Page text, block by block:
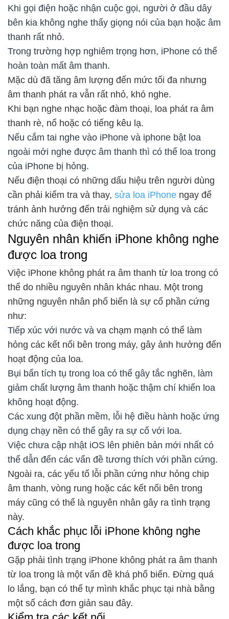
Khi gọi điện hoặc nhận cuộc gọi, người ở đầu dây
bên kia không nghe thấy giọng nói của bạn hoặc âm
thanh rất nhỏ.
Trong trường hợp nghiêm trọng hơn, iPhone có thể
hoàn toàn mất âm thanh.
Mặc dù đã tăng âm lượng đến mức tối đa nhưng
âm thanh phát ra vẫn rất nhỏ, khó nghe.
Khi bạn nghe nhạc hoặc đàm thoại, loa phát ra âm
thanh rè, nổ hoặc có tiếng kêu lạ.
Nếu cắm tai nghe vào iPhone và iphone bật loa
ngoài mới nghe được âm thanh thì có thể loa trong
của iPhone bị hỏng.
Nếu điện thoại có những dấu hiệu trên người dùng
cần phải kiểm tra và thay, sửa loa iPhone ngay để
tránh ảnh hưởng đến trải nghiệm sử dụng và các
chức năng của điện thoại.
Nguyên nhân khiến iPhone không nghe
được loa trong
Việc iPhone không phát ra âm thanh từ loa trong có
thể do nhiều nguyên nhân khác nhau. Một trong
những nguyên nhân phổ biến là sự cố phần cứng
như:
Tiếp xúc với nước và va chạm mạnh có thể làm
hỏng các kết nối bên trong máy, gây ảnh hưởng đến
hoạt động của loa.
Bụi bẩn tích tụ trong loa có thể gây tắc nghẽn, làm
giảm chất lượng âm thanh hoặc thậm chí khiến loa
không hoạt động.
Các xung đột phần mềm, lỗi hệ điều hành hoặc ứng
dụng chạy nền có thể gây ra sự cố với loa.
Việc chưa cập nhật iOS lên phiên bản mới nhất có
thể dẫn đến các vấn đề tương thích với phần cứng.
Ngoài ra, các yếu tố lỗi phần cứng như hỏng chip
âm thanh, vòng rung hoặc các kết nối bên trong
máy cũng có thể là nguyên nhân gây ra tình trạng
này.
Cách khắc phục lỗi iPhone không nghe
được loa trong
Gặp phải tình trạng iPhone không phát ra âm thanh
từ loa trong là một vấn đề khá phổ biến. Đừng quá
lo lắng, bạn có thể tự mình khắc phục tại nhà bằng
một số cách đơn giản sau đây.